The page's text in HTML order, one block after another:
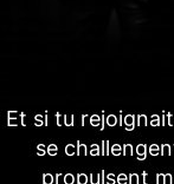
Et si tu
se
propulsent